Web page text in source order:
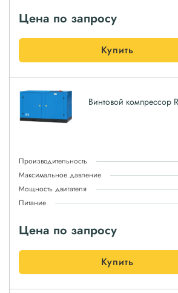
Цена по запросу
Купить
Винтовой компрессор
Производительность
Максимальное давление
Мощность двигателя
Питание
Цена по запросу
Купить